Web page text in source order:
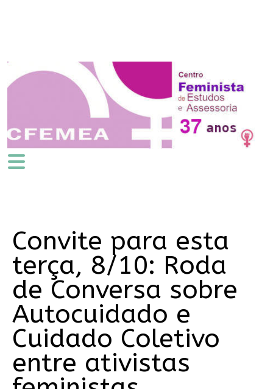
Convite para esta
terça, 8/10: Roda
de Conversa sobre
Autocuidado e
Cuidado Coletivo
entre ativistas